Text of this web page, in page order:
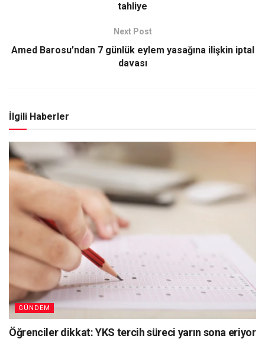
tahliye
Next Post
Amed Barosu’ndan 7 günlük eylem yasağına ilişkin iptal
davası
İlgili Haberler
GÜNDEM
Öğrenciler dikkat: YKS tercih süreci yarın sona eriyor